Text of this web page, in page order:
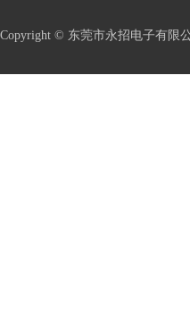
Copyright © 东莞市永招电子有限